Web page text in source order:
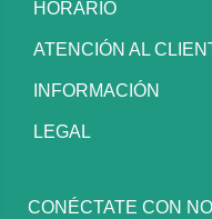
HORARIO
ATENCIÓN AL
INFORMACIÓN
LEGAL
CONÉCTATE CON